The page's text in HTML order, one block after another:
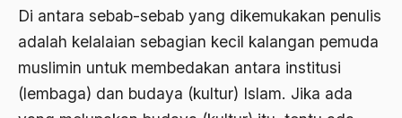
Di antara sebab-sebab yang dikemukakan penulis
adalah kelalaian sebagian kecil kalangan pemuda
muslimin untuk membedakan antara institusi
(lembaga) dan budaya (kultur) Islam. Jika ada
Akidah
Aktivis
Aktivis Muda